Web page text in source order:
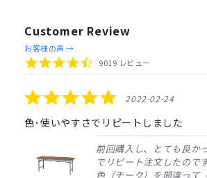
Customer Review
Reviews
carousel
4.4
star
9019 レビュー
お客様の声 →
5.0
star
rating
2022-02-24
色･使いやすさでリピートしました
前回購入し、とても良か
でリピート注文したのです
色（チーク）を間違って